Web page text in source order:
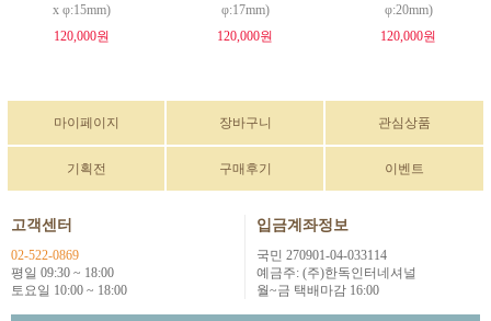
x φ:15mm)
120,000원
φ:17mm)
120,000원
φ:20mm)
120,000원
마이페이지 장바구니 관심상품
기획전 구매후기 이벤트
고객센터
02-522-0869
평일 09:30 ~ 18:00
토요일 10:00 ~ 18:00
입금계좌정보
국민 270901-04-033114
예금주: (주)한독인터네셔널
월~금 택배마감 16:00